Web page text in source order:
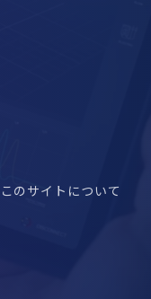
このサイトについて